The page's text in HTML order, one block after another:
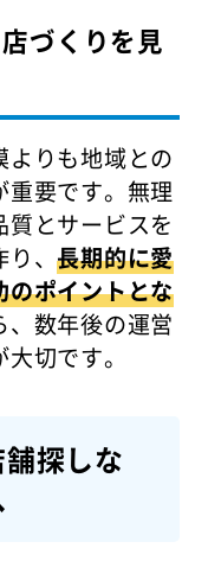
づくりを見
りも地域との
重要です。無理
とサービスを
り、長期的に愛
のポイントとな
数年後の運営
切です。
探しな